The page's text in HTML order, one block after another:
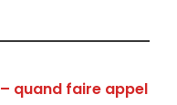
quand faire appel